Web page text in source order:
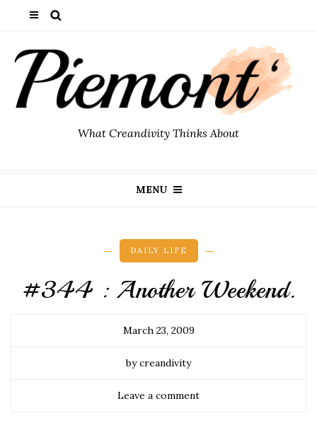
What Creandivity Thinks About
MENU
DAILY LIFE
#344 : Another Weekend.
March 23, 2009
by creandivity
Leave a comment